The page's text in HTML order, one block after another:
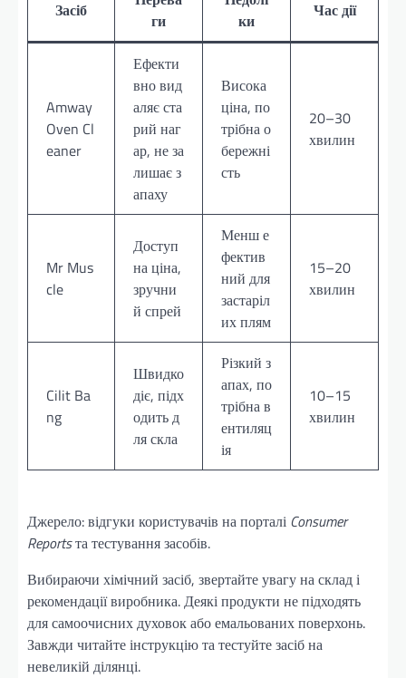
Засіб
ги
ки
Час дії
Amway
Oven Cl
eaner
Ефекти
вно вид
аляє ста
рий наг
ар, не за
лишає з
апаху
Висока
ціна, по
трібна о
бережні
сть
20–30
хвилин
Mr Mus
cle
Доступ
на ціна,
зручни
й спрей
Менш е
фектив
ний для
застаріл
их плям
15–20
хвилин
Cilit Ba
ng
Швидко
діє, підх
одить д
ля скла
Різкий з
апах, по
трібна в
ентиляц
ія
10–15
хвилин
Джерело: відгуки користувачів на порталі Consumer
Reportsта тестування засобів.
Вибираючи хімічний засіб, звертайте увагу на склад і
рекомендації виробника. Деякі продукти не підходять
для самоочисних духовок або емальованих поверхонь.
Завжди читайте інструкцію та тестуйте засіб на
невеликій ділянці.